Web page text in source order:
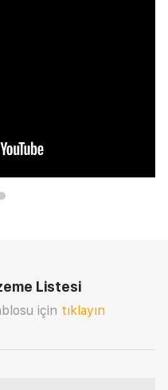
Listesi
için tıklayın